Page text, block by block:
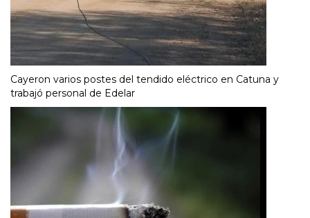
Cayeron varios postes del tendido eléctrico en Catuna y
trabajó personal de Edelar